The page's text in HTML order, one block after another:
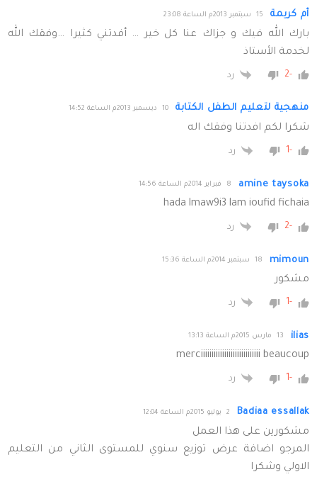
أم كريمة 15 سبتمبر 2013م الساعة 23:08
بارك الله فيك و جزاك عنا كل خير … أفدتني كثيرا …وفقك الله
لخدمة الأستاذ
-2 رد
منهجية لتعليم الطفل الكتابة 10 ديسمبر 2013م الساعة 14:52
شكرا لكم افدتنا وفقك اله
-1 رد
amine taysoka 8 فبراير 2014م الساعة 14:56
hada lmaw9i3 lam ioufid fichaia
-2 رد
mimoun 18 سبتمبر 2014م الساعة 15:36
مشكور
-1 رد
ilias 13 مارس 2015م الساعة 13:13
merciiiiiiiiiiiiiiiiiiiiiiiiiiii beaucoup
-1 رد
Badiaa essallak 2 يوليو 2015م الساعة 12:04
مشكورين على هذا العمل
المرجو اضافة عرض توزيع سنوي للمستوى الثاني من التعليم
الاولي وشكرا